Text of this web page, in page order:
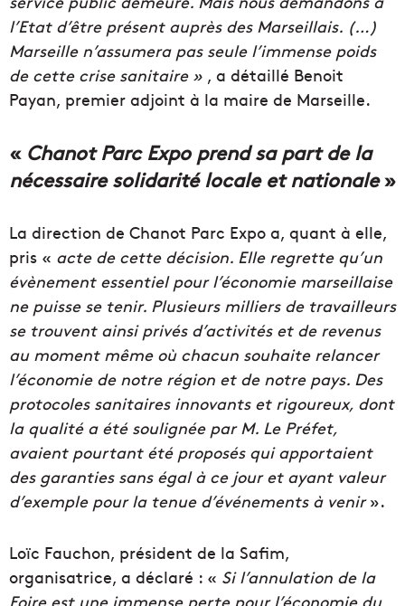
l’Etat d’être présent auprès des Marseillais. (…)
Marseille n’assumera pas seule l’immense poids
de cette crise sanitaire » , a détaillé Benoit
Payan, premier adjoint à la maire de Marseille.
« Chanot Parc Expo prend sa part de la
nécessaire solidarité locale et nationale»
La direction de Chanot Parc Expo a, quant à elle,
pris « acte de cette décision. Elle regrette qu’un
évènement essentiel pour l’économie marseillaise
ne puisse se tenir. Plusieurs milliers de travailleurs
se trouvent ainsi privés d’activités et de revenus
au moment même où chacun souhaite relancer
l’économie de notre région et de notre pays. Des
protocoles sanitaires innovants et rigoureux, dont
la qualité a été soulignée par M. Le Préfet,
avaient pourtant été proposés qui apportaient
des garanties sans égal à ce jour et ayant valeur
d’exemple pour la tenue d’événements à venir».
Loïc Fauchon, président de la Safim,
organisatrice, a déclaré : « Si l’annulation de la
Foire est une immense perte pour l’économie du